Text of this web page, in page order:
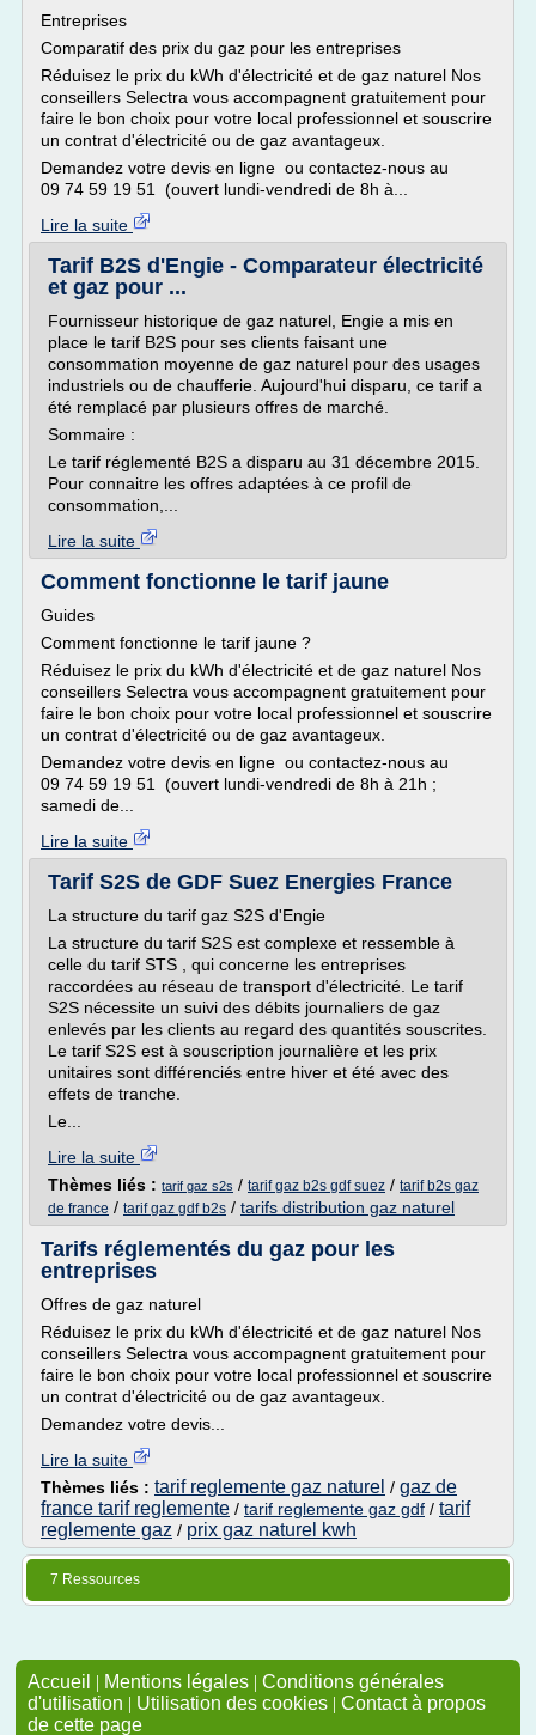
Entreprises
Comparatif des prix du gaz pour les entreprises
Réduisez le prix du kWh d'électricité et de gaz naturel Nos
conseillers Selectra vous accompagnent gratuitement pour
faire le bon choix pour votre local professionnel et souscrire
un contrat d'électricité ou de gaz avantageux.
Demandez votre devis en ligne ou contactez-nous au
09 74 59 19 51 (ouvert lundi-vendredi de 8h à...
Lire la suite
Tarif B2S d'Engie - Comparateur électricité
et gaz pour ...
Fournisseur historique de gaz naturel, Engie a mis en
place le tarif B2S pour ses clients faisant une
consommation moyenne de gaz naturel pour des usages
industriels ou de chaufferie. Aujourd'hui disparu, ce tarif a
été remplacé par plusieurs offres de marché.
Sommaire :
Le tarif réglementé B2S a disparu au 31 décembre 2015.
Pour connaitre les offres adaptées à ce profil de
consommation,...
Lire la suite
Comment fonctionne le tarif jaune
Guides
Comment fonctionne le tarif jaune ?
Réduisez le prix du kWh d'électricité et de gaz naturel Nos
conseillers Selectra vous accompagnent gratuitement pour
faire le bon choix pour votre local professionnel et souscrire
un contrat d'électricité ou de gaz avantageux.
Demandez votre devis en ligne ou contactez-nous au
09 74 59 19 51 (ouvert lundi-vendredi de 8h à 21h ;
samedi de...
Lire la suite
Tarif S2S de GDF Suez Energies France
La structure du tarif gaz S2S d'Engie
La structure du tarif S2S est complexe et ressemble à
celle du tarif STS , qui concerne les entreprises
raccordées au réseau de transport d'électricité. Le tarif
S2S nécessite un suivi des débits journaliers de gaz
enlevés par les clients au regard des quantités souscrites.
Le tarif S2S est à souscription journalière et les prix
unitaires sont différenciés entre hiver et été avec des
effets de tranche.
Le...
Lire la suite
Thèmes liés : tarif gaz s2s / tarif gaz b2s gdf suez / tarif b2s gaz
de france / tarif gaz gdf b2s / tarifs distribution gaz naturel
Tarifs réglementés du gaz pour les
entreprises
Offres de gaz naturel
Réduisez le prix du kWh d'électricité et de gaz naturel Nos
conseillers Selectra vous accompagnent gratuitement pour
faire le bon choix pour votre local professionnel et souscrire
un contrat d'électricité ou de gaz avantageux.
Demandez votre devis...
Lire la suite
Thèmes liés : tarif reglemente gaz naturel / gaz de
france tarif reglemente / tarif reglemente gaz gdf / tarif
reglemente gaz / prix gaz naturel kwh
7 Ressources
Accueil | Mentions légales | Conditions générales
d'utilisation | Utilisation des cookies | Contact à propos
de cette page